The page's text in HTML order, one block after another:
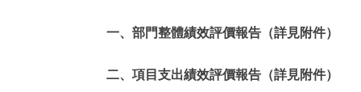
一、部門整體績效評價報告（詳見附件）
二、項目支出績效評價報告（詳見附件）